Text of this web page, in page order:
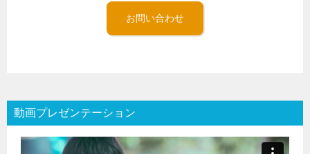
お問い合わせ
動画プレゼンテーション